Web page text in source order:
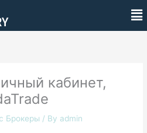
кабинет,
Брокеры / By admin